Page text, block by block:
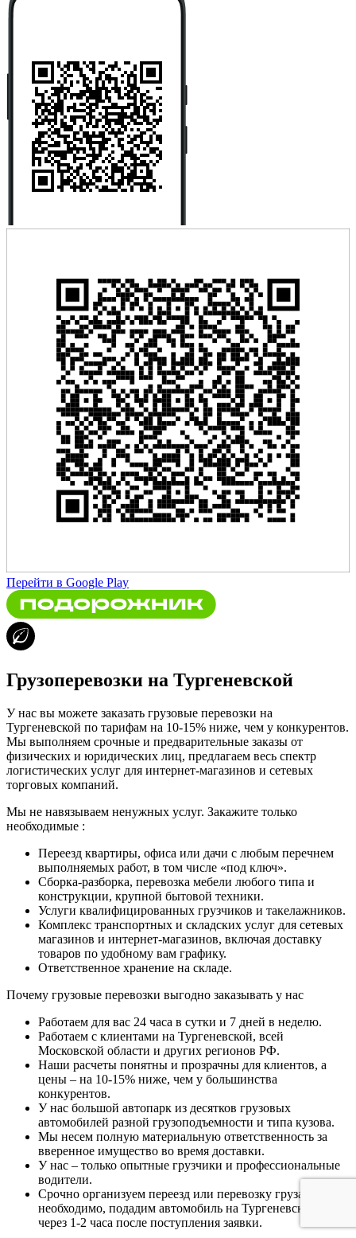
Перейти в Google Play
Грузоперевозки на Тургеневской
У нас вы можете заказать грузовые перевозки на
Тургеневской по тарифам на 10-15% ниже, чем у конкурентов.
Мы выполняем срочные и предварительные заказы от
физических и юридических лиц, предлагаем весь спектр
логистических услуг для интернет-магазинов и сетевых
торговых компаний.
Мы не навязываем ненужных услуг. Закажите только
необходимые :
Переезд квартиры, офиса или дачи с любым перечнем
выполняемых работ, в том числе «под ключ».
Сборка-разборка, перевозка мебели любого типа и
конструкции, крупной бытовой техники.
Услуги квалифицированных грузчиков и такелажников.
Комплекс транспортных и складских услуг для сетевых
магазинов и интернет-магазинов, включая доставку
товаров по удобному вам графику.
Ответственное хранение на складе.
Почему грузовые перевозки выгодно заказывать у нас
Работаем для вас 24 часа в сутки и 7 дней в неделю.
Работаем с клиентами на Тургеневской, всей
Московской области и других регионов РФ.
Наши расчеты понятны и прозрачны для клиентов, а
цены – на 10-15% ниже, чем у большинства
конкурентов.
У нас большой автопарк из десятков грузовых
автомобилей разной грузоподъемности и типа кузова.
Мы несем полную материальную ответственность за
вверенное имущество во время доставки.
У нас – только опытные грузчики и профессиональные
водители.
Срочно организуем переезд или перевозку груза. Если
необходимо, подадим автомобиль на Тургеневской всего
через 1-2 часа после поступления заявки.